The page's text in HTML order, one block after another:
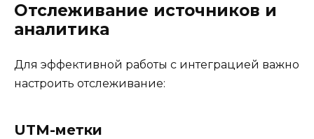
Отслеживание источников и
аналитика
Для эффективной работы с интеграцией важно
настроить отслеживание:
UTM-метки